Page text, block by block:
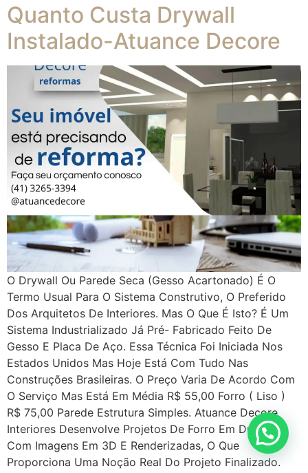
Quanto Custa Drywall
Instalado-Atuance Decore
O Drywall Ou Parede Seca (gesso Acartonado) É O
Termo Usual Para O Sistema Construtivo, O Preferido
Dos Arquitetos De Interiores. Mas O Que É Isto? É Um
Sistema Industrializado Já Pré- Fabricado Feito De
Gesso E Placa De Aço. Essa Técnica Foi Iniciada Nos
Estados Unidos Mas Hoje Está Com Tudo Nas
Construções Brasileiras. O Preço Varia De Acordo Com
O Serviço Mas Está Em Média R$ 55,00 Forro ( Liso )
R$ 75,00 Parede Estrutura Simples. Atuance Decore
Interiores Desenvolve Projetos De Forro Em Drywall
Com Imagens Em 3D E Renderizadas, O Que
Proporciona Uma Noção Real Do Projeto Finalizado.